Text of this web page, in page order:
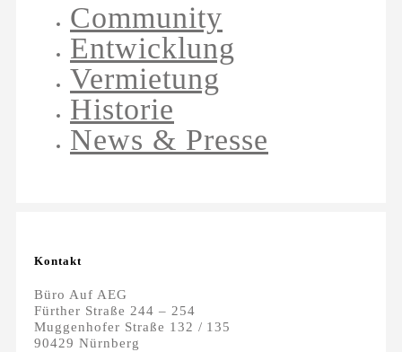
Community
Entwicklung
Vermietung
Historie
News & Presse
Kontakt
Büro Auf AEG
Fürther Straße 244 – 254
Muggenhofer Straße 132 / 135
90429 Nürnberg